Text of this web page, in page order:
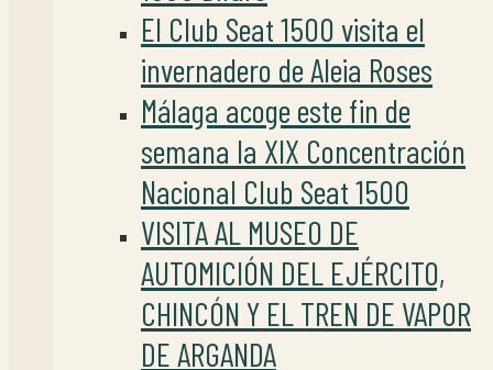
El Club Seat 1500 visita el
invernadero de Aleia Roses
Málaga acoge este fin de
semana la XIX Concentración
Nacional Club Seat 1500
VISITA AL MUSEO DE
AUTOMICIÓN DEL EJÉRCITO,
CHINCÓN Y EL TREN DE VAPOR
DE ARGANDA